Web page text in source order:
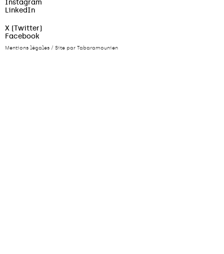
Instagram
LinkedIn
X (Twitter)
Facebook
Mentions légales / Site par Tabaramounien